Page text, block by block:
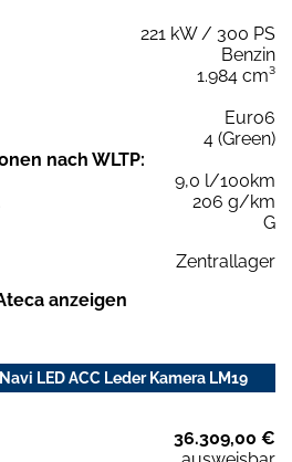
221 kW / 300 PS
Benzin
1.984 cm³
Euro6
4 (Green)
nach WLTP:
9,0 l/100km
206 g/km
G
Zentrallager
anzeigen
LED ACC Leder Kamera LM19
36.309,00 €